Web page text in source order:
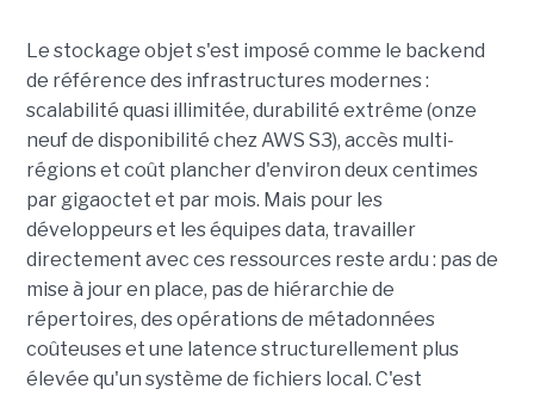
Le stockage objet s'est imposé comme le backend
de référence des infrastructures modernes :
scalabilité quasi illimitée, durabilité extrême (onze
neuf de disponibilité chez AWS S3), accès multi-
régions et coût plancher d'environ deux centimes
par gigaoctet et par mois. Mais pour les
développeurs et les équipes data, travailler
directement avec ces ressources reste ardu : pas de
mise à jour en place, pas de hiérarchie de
répertoires, des opérations de métadonnées
coûteuses et une latence structurellement plus
élevée qu'un système de fichiers local. C'est